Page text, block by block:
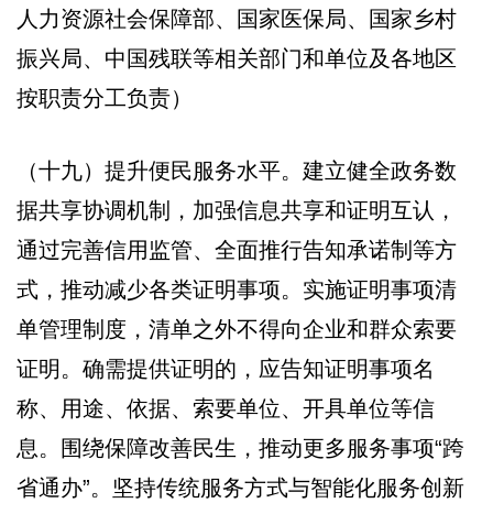
人力资源社会保障部、国家医保局、国家乡村
振兴局、中国残联等相关部门和单位及各地区
按职责分工负责）
（十九）提升便民服务水平。建立健全政务数
据共享协调机制，加强信息共享和证明互认，
通过完善信用监管、全面推行告知承诺制等方
式，推动减少各类证明事项。实施证明事项清
单管理制度，清单之外不得向企业和群众索要
证明。确需提供证明的，应告知证明事项名
称、用途、依据、索要单位、开具单位等信
息。围绕保障改善民生，推动更多服务事项“跨
省通办”。坚持传统服务方式与智能化服务创新